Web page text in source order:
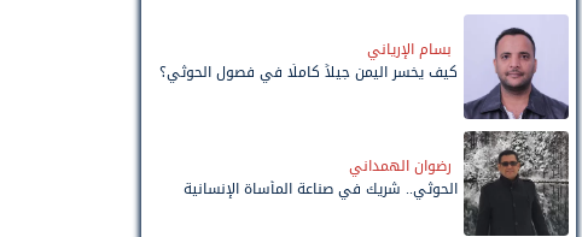
بسام الإرياني
كيف يخسر اليمن جيلاً كاملًا في فصول الحوثي؟
رضوان الهمداني
الحوثي.. شريك في صناعة المأساة الإنسانية